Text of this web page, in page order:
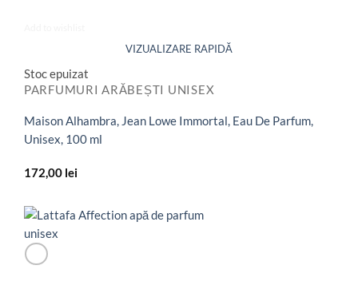
Stoc epuizat
PARFUMURI ARĂBEȘTI UNISEX
Maison Alhambra, Jean Lowe Immortal, Eau De Parfum,
Unisex, 100 ml
172,00 lei